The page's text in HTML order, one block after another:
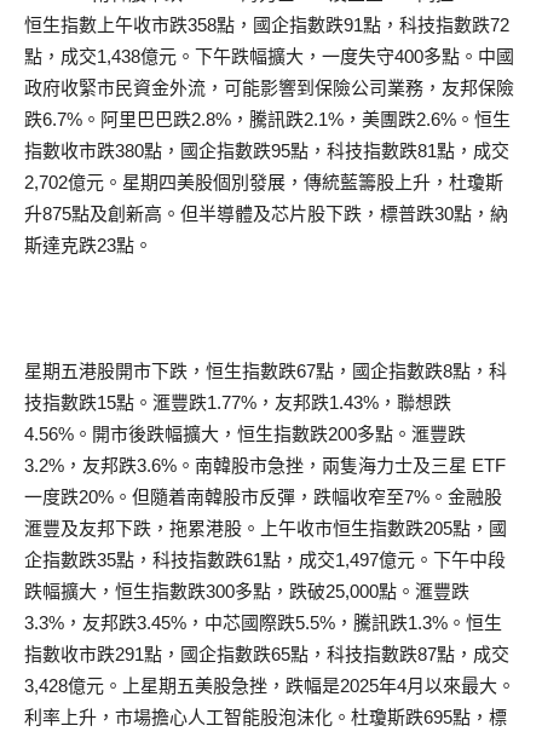
恒生指數上午收市跌358點，國企指數跌91點，科技指數跌72
點，成交1,438億元。下午跌幅擴大，一度失守400多點。中國
政府收緊市民資金外流，可能影響到保險公司業務，友邦保險
跌6.7%。阿里巴巴跌2.8%，騰訊跌2.1%，美團跌2.6%。恒生
指數收市跌380點，國企指數跌95點，科技指數跌81點，成交
2,702億元。星期四美股個別發展，傳統藍籌股上升，杜瓊斯
升875點及創新高。但半導體及芯片股下跌，標普跌30點，納
斯達克跌23點。
星期五港股開市下跌，恒生指數跌67點，國企指數跌8點，科
技指數跌15點。滙豐跌1.77%，友邦跌1.43%，聯想跌
4.56%。開市後跌幅擴大，恒生指數跌200多點。滙豐跌
3.2%，友邦跌3.6%。南韓股市急挫，兩隻海力士及三星 ETF
一度跌20%。但隨着南韓股市反彈，跌幅收窄至7%。金融股
滙豐及友邦下跌，拖累港股。上午收市恒生指數跌205點，國
企指數跌35點，科技指數跌61點，成交1,497億元。下午中段
跌幅擴大，恒生指數跌300多點，跌破25,000點。滙豐跌
3.3%，友邦跌3.45%，中芯國際跌5.5%，騰訊跌1.3%。恒生
指數收市跌291點，國企指數跌65點，科技指數跌87點，成交
3,428億元。上星期五美股急挫，跌幅是2025年4月以來最大。
利率上升，市場擔心人工智能股泡沫化。杜瓊斯跌695點，標